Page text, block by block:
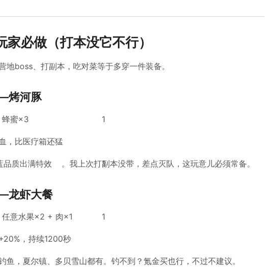
家必做（打本没它不行）
地boss、打副本，吃对菜等于多穿一件装备。
烤河豚
蜂蜜×3 1
，比医疗箱还猛
品质出满特效 1
。我上次打副本没带，差点灭队，这玩意儿必须常备。
龙虾大餐
任意水果×2 + 肉×1 1
，持续1200秒
鱼，夏尔镇、多贝雪山都有。钓不到？氪金买也行，不过不建议。